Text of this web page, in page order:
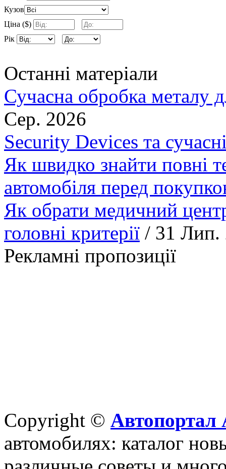
Кузов
Ціна ($)
Рік
Останні матеріали
Сучасна обробка металу
Сер. 2026
Security Devices та
Як швидко знайти повні
автомобіля перед
Як обрати медичний
головні критерії / 31 Лип.
Рекламні пропозиції
Copyright © Автопортал
автомобилях: каталог